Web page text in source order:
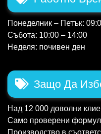
Понеделник – Петък:
Събота: 10:00 – 14:00
Неделя: почивен ден
Защо Да
Над 12 000 доволни
Само проверени